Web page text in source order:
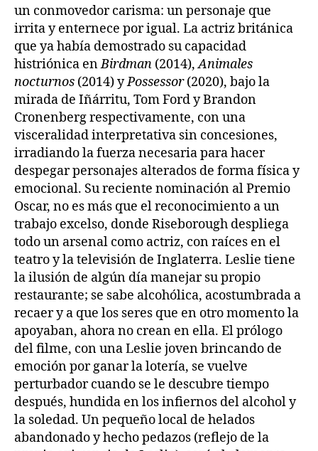
un conmovedor carisma: un personaje que
irrita y enternece por igual. La actriz británica
que ya había demostrado su capacidad
histriónica enBirdman (2014),Animales
nocturnos (2014) yPossessor(2020), bajo la
mirada de Iñárritu, Tom Ford y Brandon
Cronenberg respectivamente, con una
visceralidad interpretativa sin concesiones,
irradiando la fuerza necesaria para hacer
despegar personajes alterados de forma física y
emocional. Su reciente nominación al Premio
Oscar, no es más que el reconocimiento a un
trabajo excelso, donde Riseborough despliega
todo un arsenal como actriz, con raíces en el
teatro y la televisión de Inglaterra. Leslie tiene
la ilusión de algún día manejar su propio
restaurante; se sabe alcohólica, acostumbrada a
recaer y a que los seres que en otro momento la
apoyaban, ahora no crean en ella. El prólogo
del filme, con una Leslie joven brincando de
emoción por ganar la lotería, se vuelve
perturbador cuando se le descubre tiempo
después, hundida en los infiernos del alcohol y
la soledad. Un pequeño local de helados
abandonado y hecho pedazos (reflejo de la